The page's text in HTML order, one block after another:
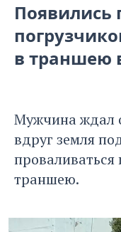
Появились
в траншею
Мужчина ждал
вдруг земля
траншею.